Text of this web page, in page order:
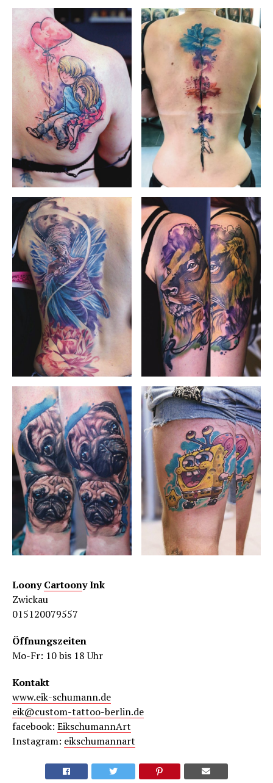
LoonyCartoony Ink
Zwickau
015120079557
Öffnungszeiten
Mo-Fr: 10 bis 18 Uhr
Kontakt
www.eik-schumann.de
eik@custom-tattoo-berlin.de
facebook: EikschumannArt
Instagram: eikschumannart